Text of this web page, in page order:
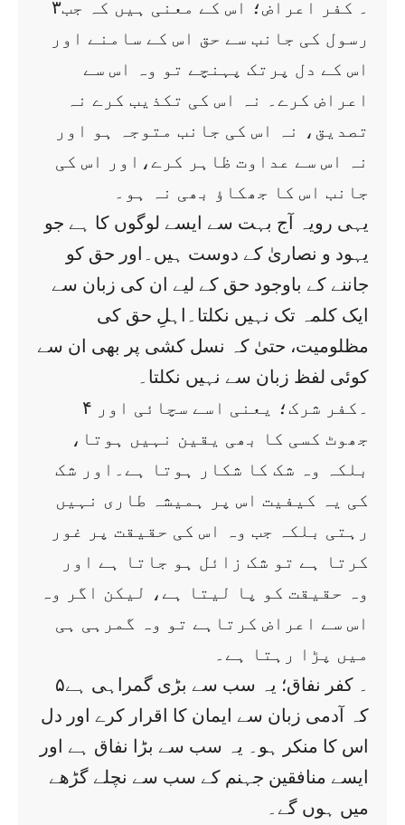
۳۔ کفر اعراض؛ اس کے معنی ہیں کہ جب
رسول کی جانب سے حق اس کے سامنے اور
اس کے دل پرتک پہنچے تو وہ اس سے
اعراض کرے۔ نہ اس کی تکذیب کرے نہ
تصدیق، نہ اس کی جانب متوجہ ہو اور
نہ اس سے عداوت ظاہر کرے،اور اس کی
جانب اس کا جھکاؤ بھی نہ ہو۔
یہی رویہ آج بہت سے ایسے لوگوں کا ہے جو
یہود و نصاریٰ کے دوست ہیں۔اور حق کو
جاننے کے باوجود حق کے لیے ان کی زبان سے
ایک کلمہ تک نہیں نکلتا۔اہلِ حق کی
مظلومیت، حتیٰ کہ نسل کشی پر بھی ان سے
کوئی لفظ زبان سے نہیں نکلتا۔
۴ ۔کفر شرک؛ یعنی اسے سچائی اور
جھوٹ کسی کا بھی یقین نہیں ہوتا،
بلکہ وہ شک کا شکار ہوتا ہے۔اور شک
کی یہ کیفیت اس پر ہمیشہ طاری نہیں
رہتی بلکہ جب وہ اس کی حقیقت پر غور
کرتا ہے تو شک زائل ہو جاتا ہے اور
وہ حقیقت کو پا لیتا ہے، لیکن اگر وہ
اس سے اعراض کرتاہے تو وہ گمرہی ہی
میں پڑا رہتا ہے۔
۵۔ کفر نفاق؛ یہ سب سے بڑی گمراہی ہے
کہ آدمی زبان سے ایمان کا اقرار کرے اور دل
اس کا منکر ہو۔ یہ سب سے بڑا نفاق ہے اور
ایسے منافقین جہنم کے سب سے نچلے گڑھے
میں ہوں گے۔